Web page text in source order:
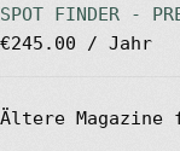
SPOT FINDER -
€245.00 / Jahr
Ältere Magazine